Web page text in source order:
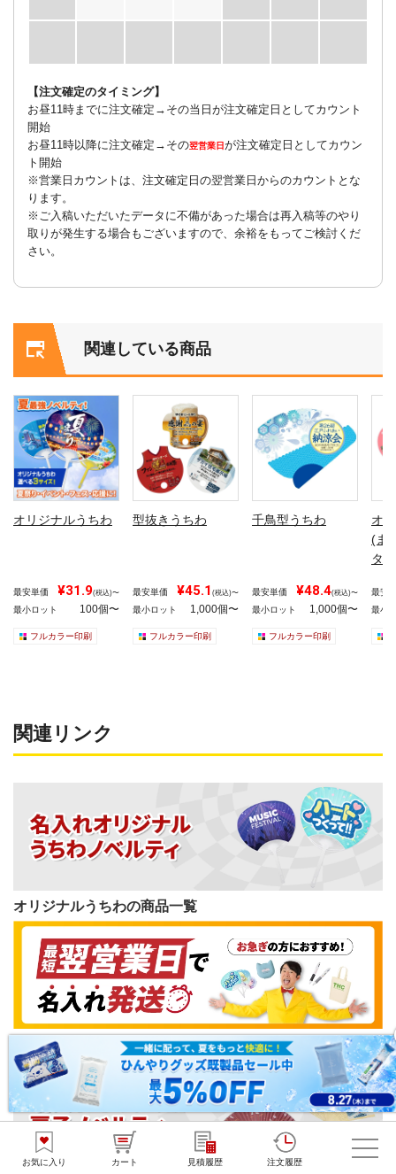
お気に入り カート 見積履歴 注文履歴
【注文確定のタイミング】
お昼11時までに注文確定→その当日が注文確定日としてカウント
開始
お昼11時以降に注文確定→その翌営業日が注文確定日としてカウン
ト開始
※営業日カウントは、注文確定日の翌営業日からのカウントとな
ります。
※ご入稿いただいたデータに不備があった場合は再入稿等のやり
取りが発生する場合もございますので、余裕をもってご検討くだ
さい。
関連している商品
オリジナルうちわ
最安単価 ¥31.9(税込)〜
最小ロット 100個〜
フルカラー印刷
型抜きうちわ
最安単価 ¥45.1 (税込)〜
最小ロット 1,000個〜
フルカラー印刷
千鳥型うちわ
最安単価 ¥48.4(税込)〜
最小ロット 1,000個〜
フルカラー印刷
オ
(ま
タ
最安
最小
関連リンク
オリジナルうちわの商品一覧
短納期ノベルティの商品一覧